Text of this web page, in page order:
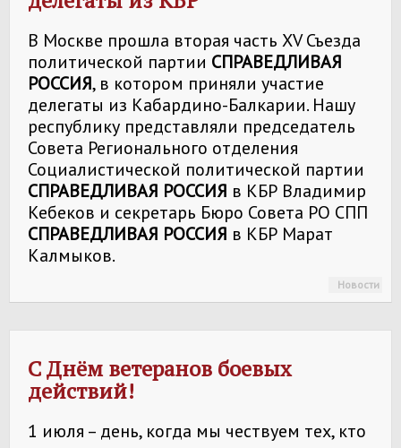
В Москве прошла вторая часть XV Съезда
политической партии СПРАВЕДЛИВАЯ
РОССИЯ, в котором приняли участие
делегаты из Кабардино-Балкарии. Нашу
республику представляли председатель
Совета Регионального отделения
Социалистической политической партии
СПРАВЕДЛИВАЯ РОССИЯ в КБР Владимир
Кебеков и секретарь Бюро Совета РО СПП
СПРАВЕДЛИВАЯ РОССИЯ в КБР Марат
Калмыков.
Новости
С Днём ветеранов боевых
действий!
1 июля – день, когда мы чествуем тех, кто